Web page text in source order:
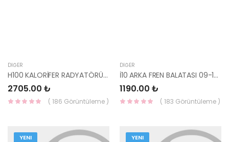
DIĞER
H100 KALORİFER RADYATÖRÜ KLİMALI 97211-43030-YS
2705.00 ₺
( 186 Görüntüleme )
DIĞER
İ10 ARKA FREN BALATASI 09-12 / PICANTO 06-12 ( DİSK ) MP1189-YS
1190.00 ₺
( 183 Görüntüleme )
YENI YENI